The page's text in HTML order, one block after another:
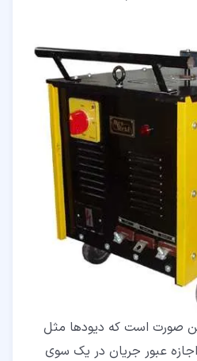
صورت است که دیودها مثل
عبور جریان در یک سوی